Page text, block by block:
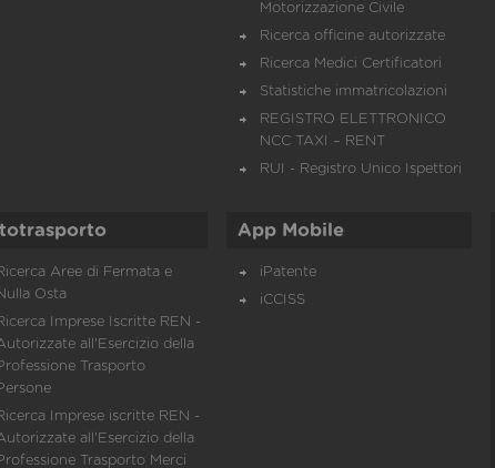
Motorizzazione Civile
Ricerca officine autorizzate
Ricerca Medici Certificatori
Statistiche immatricolazioni
REGISTRO ELETTRONICO
NCC TAXI – RENT
RUI - Registro Unico Ispettori
Aree di Fermata e
Osta
Imprese Iscritte REN -
all'Esercizio della
Trasporto
Imprese iscritte REN -
all'Esercizio della
Trasporto Merci
App Mobile
iPatente
iCCISS